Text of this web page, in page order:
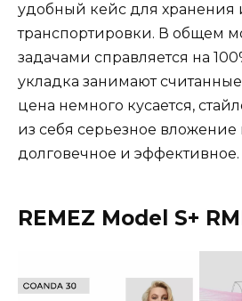
удобный кейс для хранения
транспортировки. В общем
задачами справляется на
укладка занимают
цена немного кусается,
из себя серьезное
долговечное и эффективное.
REMEZ Model S+